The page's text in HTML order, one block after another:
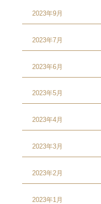
2023年9月
2023年7月
2023年6月
2023年5月
2023年4月
2023年3月
2023年2月
2023年1月